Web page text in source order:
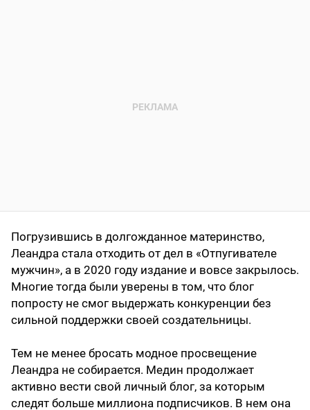
Погрузившись в долгожданное материнство,
Леандра стала отходить от дел в «Отпугивателе
мужчин», а в 2020 году издание и вовсе закрылось.
Многие тогда были уверены в том, что блог
попросту не смог выдержать конкуренции без
сильной поддержки своей создательницы.
Тем не менее бросать модное просвещение
Леандра не собирается. Медин продолжает
активно вести свой личный блог, за которым
следят больше миллиона подписчиков. В нем она